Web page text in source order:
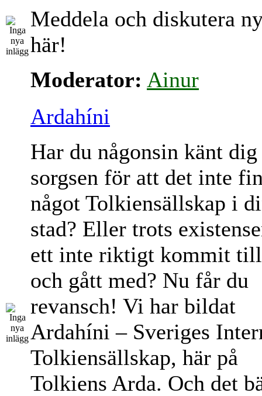
Meddela och diskutera
här!
Moderator: Ainur
Ardahíni
Har du någonsin känt dig
sorgsen för att det inte
något Tolkiensällskap i
stad? Eller trots
ett inte riktigt kommit
och gått med? Nu får du
revansch! Vi har bildat
Ardahíni – Sveriges
Tolkiensällskap, här på
Tolkiens Arda. Och det